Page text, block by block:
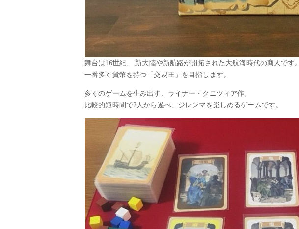
舞台は16世紀、 新大陸や新航路が開拓された大航海時代の商人です。
一番多く貨幣を持つ「交易王」を目指します。
多くのゲームを生み出す、ライナー・クニツィア作。
比較的短時間で2人から遊べ、ジレンマを楽しめるゲームです。